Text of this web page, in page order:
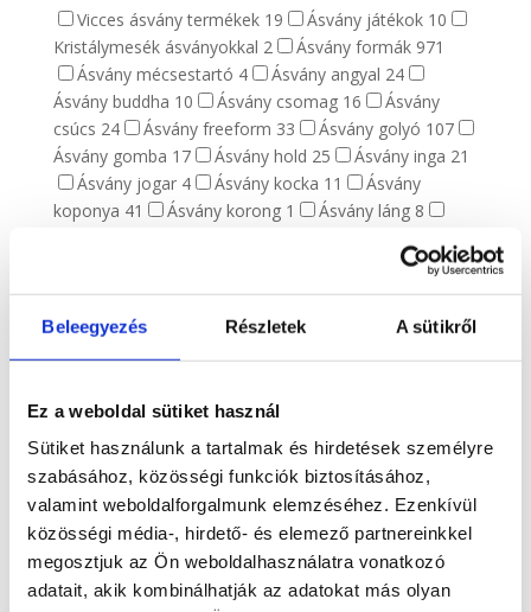
Beleegyezés Részletek A sütikről
Ez a weboldal sütiket használ
Sütiket használunk a tartalmak és hirdetések személyre
szabásához, közösségi funkciók biztosításához,
valamint weboldalforgalmunk elemzéséhez. Ezenkívül
közösségi média-, hirdető- és elemező partnereinkkel
megosztjuk az Ön weboldalhasználatra vonatkozó
adatait, akik kombinálhatják az adatokat más olyan
Vicces ásvány termékek 19 Ásvány játékok 10
Kristálymesék ásványokkal 2 Ásvány formák 971
Ásvány mécsestartó 4 Ásvány angyal 24
Ásvány buddha 10 Ásvány csomag 16
Ásvány
csúcs 24 Ásvány freeform 33 Ásvány golyó 107
Ásvány gomba 17 Ásvány hold 25 Ásvány inga 21
Ásvány jogar 4 Ásvány kocka 11
Ásvány
koponya 41 Ásvány korong 1 Ásvány láng 8
Ásvány merkaba6
Ásvány pénisz6 Ásvány pipa1
Ásvány piramis
10
Ásvány szerencsefa11 Ásvány szív
139
Ásvány virág8 Ásvány állat
Ásvány fajták1514
Optikai kalcit1 Achát156 Akvamarin6
Amazonit21 Ametiszt74 Apatit28 Aragonit17
Asztrofillit8 Atlantiszit3 Aura kvarc1
Aventurin18 Azurit-malachit1 Borostyán6
Bronzit2 Citrin1 Cölesztin12 Dongó jáspis1